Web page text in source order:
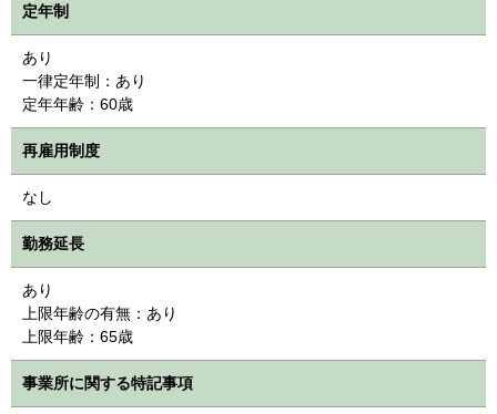
定年制
あり
一律定年制：あり
定年年齢：60歳
再雇用制度
なし
勤務延長
あり
上限年齢の有無：あり
上限年齢：65歳
事業所に関する特記事項